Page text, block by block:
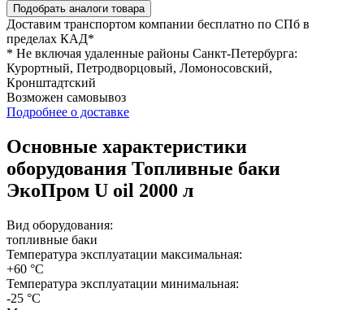
Подобрать аналоги товара
Доставим транспортом компании бесплатно по СПб в
пределах КАД*
* Не включая удаленные районы Санкт-Петербурга:
Курортный, Петродворцовый, Ломоносовский,
Кронштадтский
Возможен самовывоз
Подробнее о доставке
Основные характеристики
оборудования Топливные баки
ЭкоПром U oil 2000 л
Вид оборудования:
топливные баки
Температура эксплуатации максимальная:
+60 °C
Температура эксплуатации минимальная:
-25 °C